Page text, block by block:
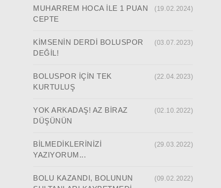
MUHARREM HOCA İLE 1 PUAN
CEPTE
(19.02.2024)
KİMSENİN DERDİ BOLUSPOR
DEĞİL!
(03.07.2023)
BOLUSPOR İÇİN TEK
KURTULUŞ
(22.04.2023)
YOK ARKADAŞ! AZ BİRAZ
DÜŞÜNÜN
(02.10.2022)
BİLMEDİKLERİNİZİ
YAZIYORUM...
(29.03.2022)
BOLU KAZANDI, BOLUNUN
(09.02.2022)